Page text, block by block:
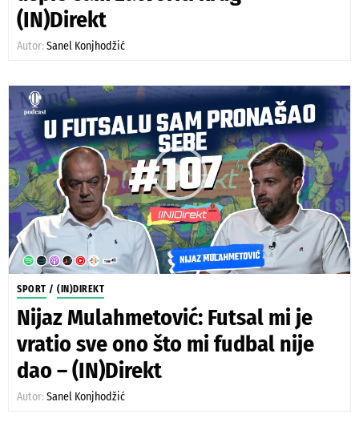
(IN)Direkt
Autor: Sanel Konjhodžić
SPORT / (IN)DIREKT
Nijaz Mulahmetović: Futsal mi je
vratio sve ono što mi fudbal nije
dao – (IN)Direkt
Autor: Sanel Konjhodžić